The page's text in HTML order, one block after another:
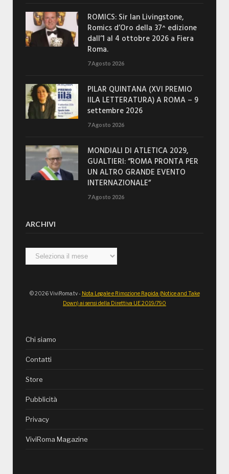
ROMICS: Sir Ian Livingstone,
Romics d’Oro della 37^ edizione
dall’1 al 4 ottobre 2026 a Fiera
Roma.
7 Agosto 2026
PILAR QUINTANA (XVI PREMIO
IILA LETTERATURA) A ROMA – 9
settembre 2026
7 Agosto 2026
MONDIALI DI ATLETICA 2029,
GUALTIERI: “ROMA PRONTA PER
UN ALTRO GRANDE EVENTO
INTERNAZIONALE”
7 Agosto 2026
ARCHIVI
Archivi
© 2026 ViviRoma.tv - Nota Legale e Rimozione Rapida (Notice and Take
Down) ai sensi della Direttiva UE 2019/790
Chi siamo
Contatti
Store
Pubblicità
Privacy
ViviRoma Magazine